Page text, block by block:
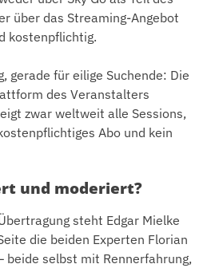
über das Streaming-Angebot
kostenpflichtig.
gerade für eilige Suchende: Die
des Veranstalters
zwar weltweit alle Sessions,
Abo und kein
und moderiert?
steht Edgar Mielke
die beiden Experten Florian
beide selbst mit Rennerfahrung,